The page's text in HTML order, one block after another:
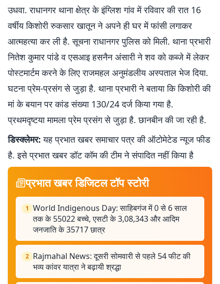
उधवा. राधानगर थाना क्षेत्र के इंग्लिश गांव में रविवार की रात 16
वर्षीय किशोरी रुकसार खातून ने अपने ही घर में फांसी लगाकर
आत्महत्या कर ली है. सूचना राधानगर पुलिस को मिली. थाना प्रभारी
नितेश कुमार पांडे व एसआइ हसनैन अंसारी ने शव को कब्जे में लेकर
पोस्टमार्टम करने के लिए राजमहल अनुमंडलीय अस्पताल भेज दिया.
घटना प्रेम-प्रसंग से जुड़ा है. थाना प्रभारी ने बताया कि किशोरी की
मां के बयान पर कांड संख्या 130/24 दर्ज किया गया है.
प्रथमदृष्टया मामला प्रेम प्रसंग से जुड़ा है. छानबीन की जा रही है.
डिस्क्लेमर: यह प्रभात खबर समाचार पत्र की ऑटोमेटेड न्यूज फीड
है. इसे प्रभात खबर डॉट कॉम की टीम ने संपादित नहीं किया है
प्रभात खबर डिजिटल टॉप स्टोरी
1 World Indigenous Day: साहिबगंज में 0 से 6 साल
तक के 55022 बच्चे, एसटी के 3,08,343 और आदिम
जनजाति के 35717 छात्र
2 Rajmahal News: दूसरी सोमवारी से पहले 54 फीट की
भव्य कांवर यात्रा ने बढ़ायी श्रद्धा